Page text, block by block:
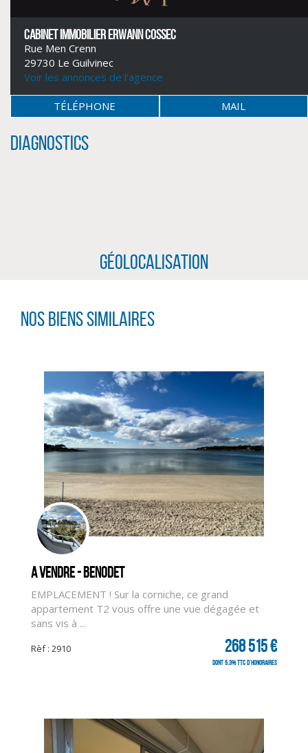
CLIQUER ICI POUR AGRANDIR
CABINET IMMOBILIER ERWANN COSSEC
Rue Men Crenn
29730 Le Guilvinec
Voir les annonces de l'agence
TÉLÉPHONE MAIL
Diagnostics
Géolocalisation
Nos biens similaires
A vendre - BENODET
EMPLACEMENT ! Sur la corniche, ce grand
appartement T2 vous offre une vue dégagée et
sans vis à ...
Rèf : 2910 268 515 €
dont 5.3% TTC d'honoraires